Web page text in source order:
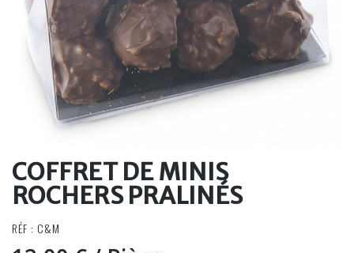
COFFRET DE MINIS
ROCHERS PRALINÉS
RÉF : C&M